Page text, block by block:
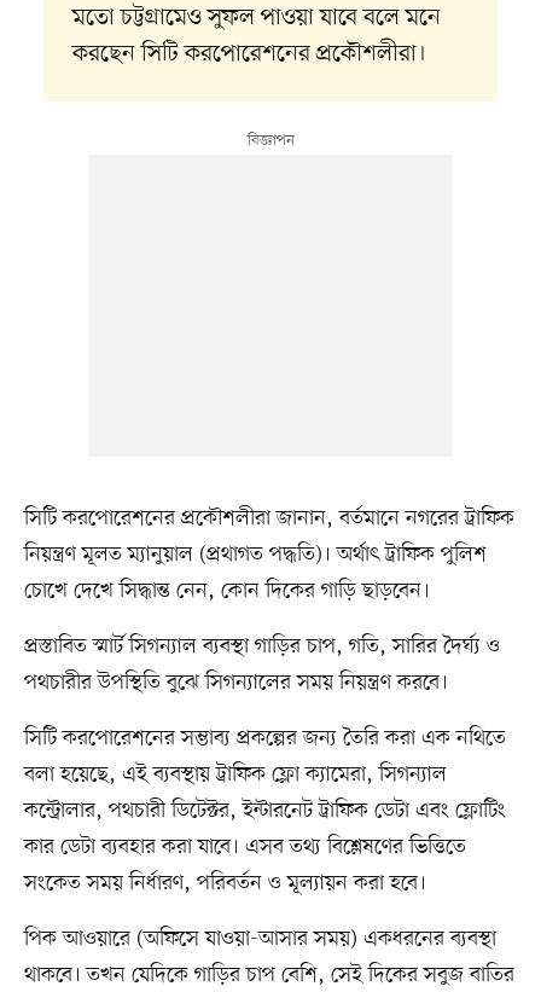
মতো চট্টগ্রামেও সুফল পাওয়া যাবে বলে মনে
করছেন সিটি করপোরেশনের প্রকৌশলীরা।
সিটি করপোরেশনের প্রকৌশলীরা জানান, বর্তমানে নগরের ট্রাফিক
নিয়ন্ত্রণ মূলত ম্যানুয়াল (প্রথাগত পদ্ধতি)। অর্থাৎ ট্রাফিক পুলিশ
চোখে দেখে সিদ্ধান্ত নেন, কোন দিকের গাড়ি ছাড়বেন।
প্রস্তাবিত স্মার্ট সিগন্যাল ব্যবস্থা গাড়ির চাপ, গতি, সারির দৈর্ঘ্য ও
পথচারীর উপস্থিতি বুঝে সিগন্যালের সময় নিয়ন্ত্রণ করবে।
সিটি করপোরেশনের সম্ভাব্য প্রকল্পের জন্য তৈরি করা এক নথিতে
বলা হয়েছে, এই ব্যবস্থায় ট্রাফিক ফ্লো ক্যামেরা, সিগন্যাল
কন্ট্রোলার, পথচারী ডিটেক্টর, ইন্টারনেট ট্রাফিক ডেটা এবং ফ্লোটিং
কার ডেটা ব্যবহার করা যাবে। এসব তথ্য বিশ্লেষণের ভিত্তিতে
সংকেত সময় নির্ধারণ, পরিবর্তন ও মূল্যায়ন করা হবে।
পিক আওয়ারে (অফিসে যাওয়া-আসার সময়) একধরনের ব্যবস্থা
থাকবে। তখন যেদিকে গাড়ির চাপ বেশি, সেই দিকের সবুজ বাতির